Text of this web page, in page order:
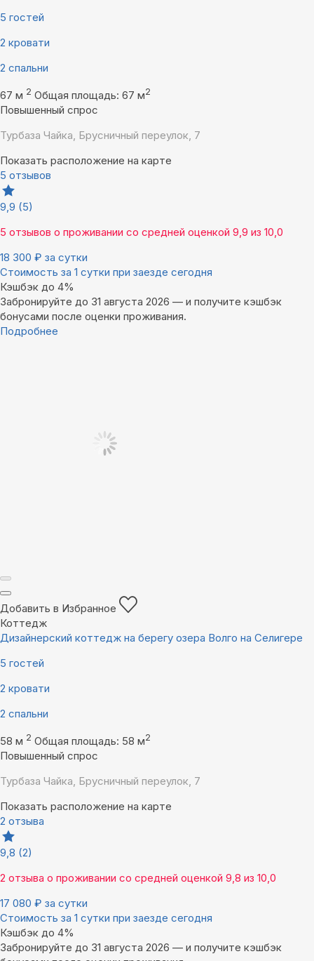
5 гостей
2 кровати
2 спальни
67 м 2 Общая площадь: 67 м2
Повышенный спрос
Турбаза Чайка, Брусничный переулок, 7
Показать расположение на карте
5 отзывов
9,9 (5)
5 отзывов о проживании со средней оценкой 9,9 из 10,0
18 300 ₽ за сутки
Стоимость за 1 сутки при заезде сегодня
Кэшбэк до 4%
Забронируйте до 31 августа 2026 — и получите кэшбэк
бонусами после оценки проживания.
Подробнее
Добавить в Избранное
Коттедж
Дизайнерский коттедж на берегу озера Волго на Селигере
5 гостей
2 кровати
2 спальни
58 м 2 Общая площадь: 58 м2
Повышенный спрос
Турбаза Чайка, Брусничный переулок, 7
Показать расположение на карте
2 отзыва
9,8 (2)
2 отзыва о проживании со средней оценкой 9,8 из 10,0
17 080 ₽ за сутки
Стоимость за 1 сутки при заезде сегодня
Кэшбэк до 4%
Забронируйте до 31 августа 2026 — и получите кэшбэк